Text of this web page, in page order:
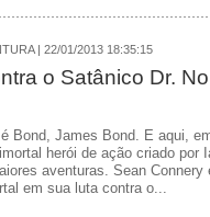
| 22/01/2013 18:35:15
o Satânico Dr. No
Bond, James Bond. E aqui,
herói de ação criado por
aventuras. Sean
em sua luta contra o...